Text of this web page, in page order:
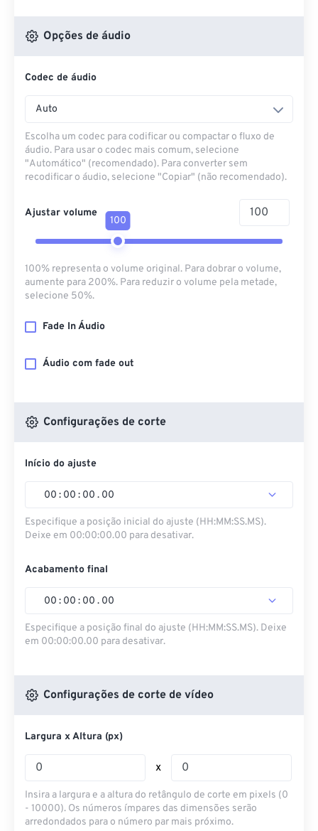
Opções de áudio
Codec de áudio
Auto
Escolha um codec para codificar ou compactar o fluxo de
áudio. Para usar o codec mais comum, selecione
"Automático" (recomendado). Para converter sem
recodificar o áudio, selecione "Copiar" (não recomendado).
Ajustar volume
100
100% representa o volume original. Para dobrar o volume,
aumente para 200%. Para reduzir o volume pela metade,
selecione 50%.
Fade In Áudio
Áudio com fade out
Configurações de corte
Início do ajuste
00 : 00 : 00 . 00
Especifique a posição inicial do ajuste (HH:MM:SS.MS).
Deixe em 00:00:00.00 para desativar.
Acabamento final
00 : 00 : 00 . 00
Especifique a posição final do ajuste (HH:MM:SS.MS). Deixe
em 00:00:00.00 para desativar.
Configurações de corte de vídeo
Largura x Altura (px)
x
Insira a largura e a altura do retângulo de corte em pixels (0
- 10000). Os números ímpares das dimensões serão
arredondados para o número par mais próximo.